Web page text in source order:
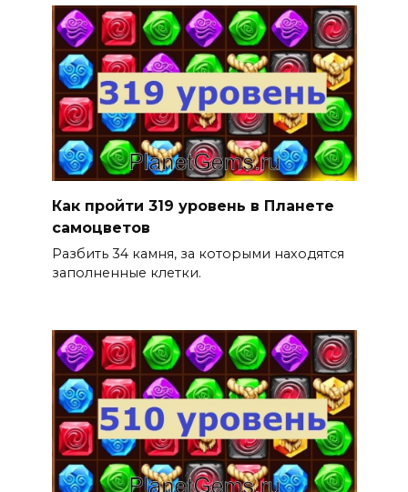
Как пройти 319 уровень в Планете
самоцветов
Разбить 34 камня, за которыми находятся
заполненные клетки.